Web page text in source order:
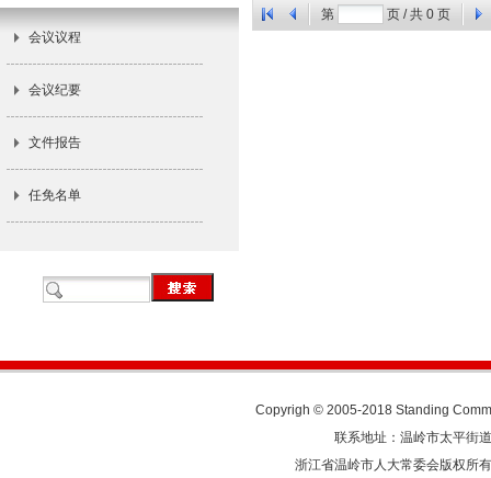
会议议程
会议纪要
文件报告
任免名单
第 页 / 共 0 页
Copyrigh © 2005-2018 Standing
联系地址：温岭市太平
浙江省温岭市人大常委会版权所